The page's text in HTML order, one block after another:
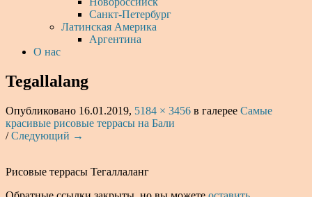
Санкт-Петербург
Латинская Америка
Аргентина
О нас
Tegallalang
Опубликовано 16.01.2019, 5184 × 3456 в галерее Самые
красивые рисовые террасы на Бали
/Следующий →
Рисовые террасы Тегаллаланг